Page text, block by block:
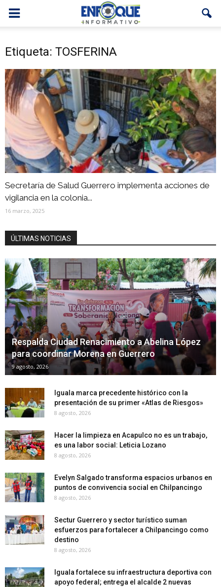
Etiqueta: TOSFERINA
Secretaría de Salud Guerrero implementa acciones de
vigilancia en la colonia...
16 marzo, 2025
ÚLTIMAS NOTICIAS
Respalda Ciudad Renacimiento a Abelina López
para coordinar Morena en Guerrero
9 agosto, 2026
Iguala marca precedente histórico con la
presentación de su primer «Atlas de Riesgos»
8 agosto, 2026
Hacer la limpieza en Acapulco no es un trabajo,
es una labor social: Leticia Lozano
8 agosto, 2026
Evelyn Salgado transforma espacios urbanos en
puntos de convivencia social en Chilpancingo
8 agosto, 2026
Sectur Guerrero y sector turístico suman
esfuerzos para fortalecer a Chilpancingo como
destino
8 agosto, 2026
Iguala fortalece su infraestructura deportiva con
apoyo federal; entrega el alcalde 2 nuevas